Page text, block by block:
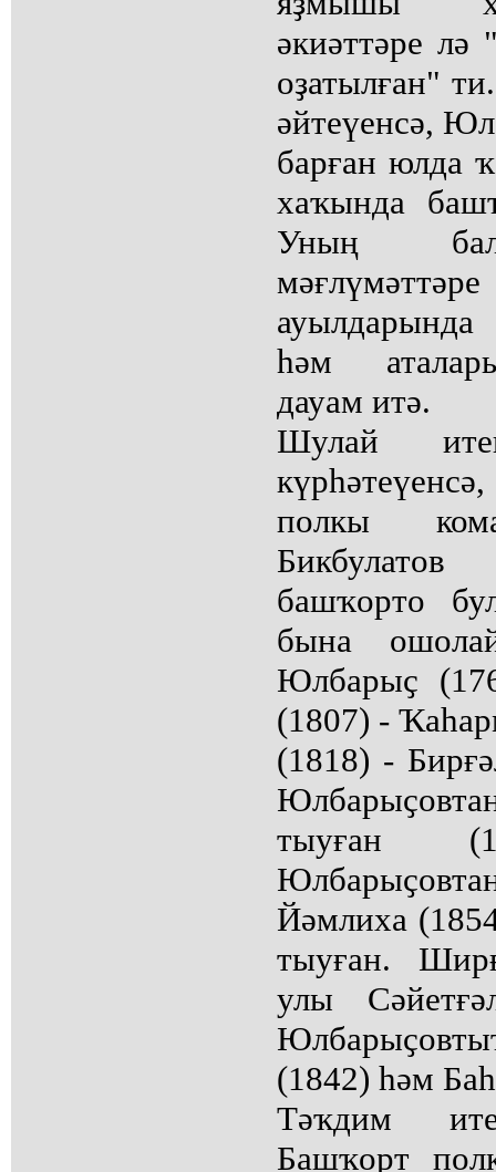
әкиәттәре лә
оҙатылған"
әйтеүенсә,
барған юлда
хаҡында
Уның
һәм
дауам итә.
Шулай
полкы
башҡорто
бына
Юлбарыҫ
(1807) -
(1818) -
тыуған
Йәмлиха
тыуған.
улы
(1842) һәм
Тәҡдим
Башҡорт